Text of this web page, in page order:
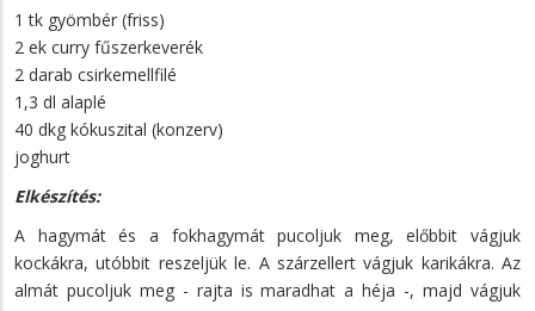
1 tk gyömbér (friss)
2 ek curry fűszerkeverék
2 darab csirkemellfilé
1,3 dl alaplé
40 dkg kókuszital (konzerv)
joghurt
Elkészítés:
A hagymát és a fokhagymát pucoljuk meg, előbbit vágjuk
kockákra, utóbbit reszeljük le. A szárzellert vágjuk karikákra. Az
almát pucoljuk meg - rajta is maradhat a héja -, majd vágjuk